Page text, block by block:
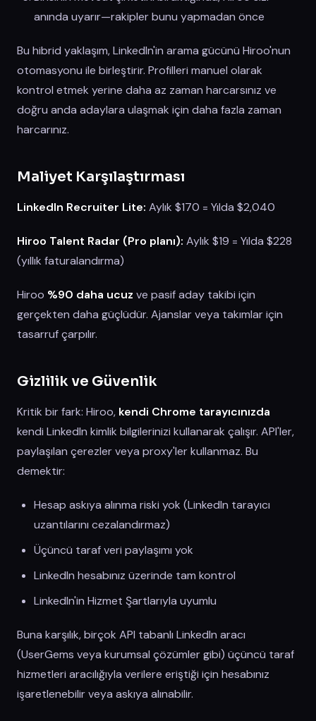
anında uyarır—rakipler bunu yapmadan önce
Bu hibrid yaklaşım, LinkedIn'in arama gücünü Hiroo'nun
otomasyonu ile birleştirir. Profilleri manuel olarak
kontrol etmek yerine daha az zaman harcarsınız ve
doğru anda adaylara ulaşmak için daha fazla zaman
harcarınız.
Maliyet Karşılaştırması
LinkedIn Recruiter Lite: Aylık $170 = Yılda $2,040
Hiroo Talent Radar (Pro planı): Aylık $19 = Yılda $228
(yıllık faturalandırma)
Hiroo %90 daha ucuz ve pasif aday takibi için
gerçekten daha güçlüdür. Ajanslar veya takımlar için
tasarruf çarpılır.
Gizlilik ve Güvenlik
Kritik bir fark: Hiroo, kendi Chrome tarayıcınızda
kendi LinkedIn kimlik bilgilerinizi kullanarak çalışır. API'ler,
paylaşılan çerezler veya proxy'ler kullanmaz. Bu
demektir:
Hesap askıya alınma riski yok (LinkedIn tarayıcı
uzantılarını cezalandırmaz)
Üçüncü taraf veri paylaşımı yok
LinkedIn hesabınız üzerinde tam kontrol
LinkedIn'in Hizmet Şartlarıyla uyumlu
Buna karşılık, birçok API tabanlı LinkedIn aracı
(UserGems veya kurumsal çözümler gibi) üçüncü taraf
hizmetleri aracılığıyla verilere eriştiği için hesabınız
işaretlenebilir veya askıya alınabilir.